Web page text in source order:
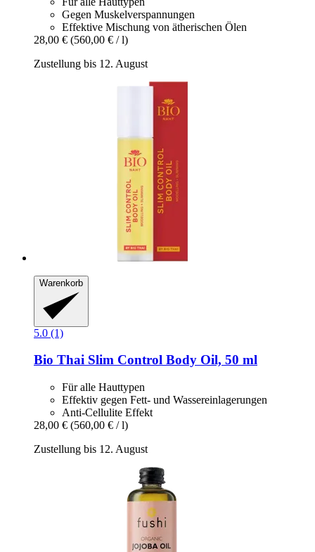
Gegen Muskelverspannungen
Effektive Mischung von ätherischen Ölen
28,00 € (560,00 € / l)
Zustellung bis 12. August
Warenkorb
5.0 (1)
Bio Thai Slim Control Body Oil, 50 ml
Für alle Hauttypen
Effektiv gegen Fett- und Wassereinlagerungen
Anti-Cellulite Effekt
28,00 € (560,00 € / l)
Zustellung bis 12. August